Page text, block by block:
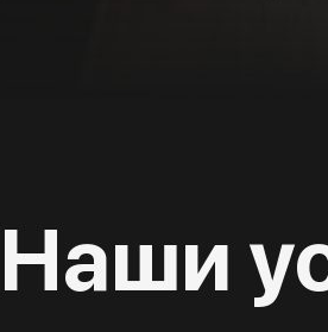
Наши